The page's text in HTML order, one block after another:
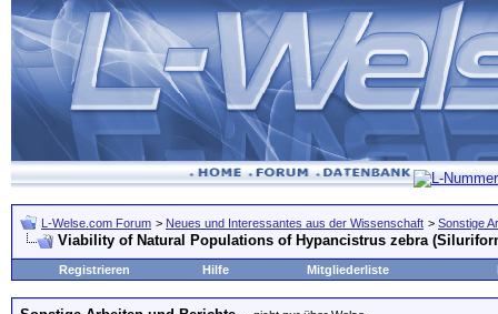
L-Welse.com Forum > Neues und Interessantes aus der Wissenschaft > Sonstige
Viability of Natural Populations of Hypancistrus zebra
Registrieren Hilfe Mitgliederliste